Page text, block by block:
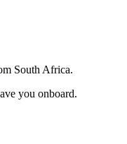
South Africa.
you onboard.